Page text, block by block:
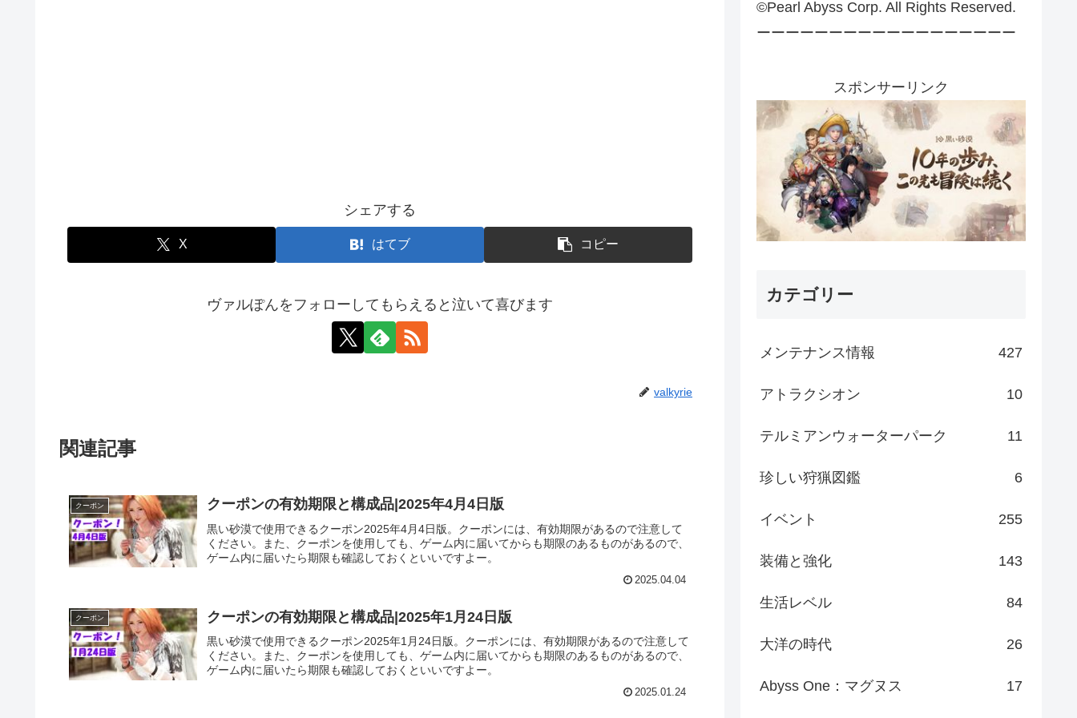
シェアする
X はてブ コピー
ヴァルぽんをフォローしてもらえると泣いて喜びます
valkyrie
関連記事
クーポン クーポンの有効期限と構成品|2025年4月4日版
黒い砂漠で使用できるクーポン2025年4月4日版。クーポンには、有効期限があるので注意して
ください。また、クーポンを使用しても、ゲーム内に届いてからも期限のあるものがあるので、
ゲーム内に届いたら期限も確認しておくといいですよー。
2025.04.04
クーポン クーポンの有効期限と構成品|2025年1月24日版
黒い砂漠で使用できるクーポン2025年1月24日版。クーポンには、有効期限があるので注意して
ください。また、クーポンを使用しても、ゲーム内に届いてからも期限のあるものがあるので、
ゲーム内に届いたら期限も確認しておくといいですよー。
2025.01.24
©Pearl Abyss Corp. All Rights Reserved.
ーーーーーーーーーーーーーーーーーー
スポンサーリンク
カテゴリー
メンテナンス情報 427
アトラクシオン 10
テルミアンウォーターパーク 11
珍しい狩猟図鑑 6
イベント 255
装備と強化 143
生活レベル 84
大洋の時代 26
Abyss One：マグヌス 17